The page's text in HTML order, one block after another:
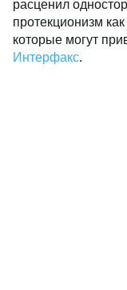
расценил
протекционизм
которые могут
Интерфакс.